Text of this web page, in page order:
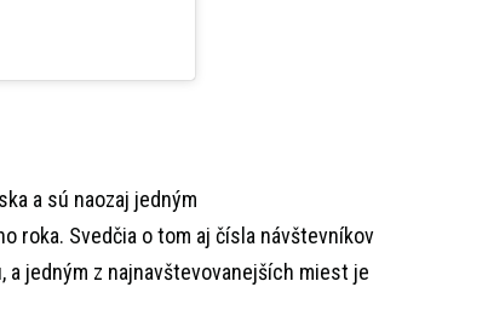
a sú naozaj jedným
roka. Svedčia o tom aj čísla návštevníkov
jedným z najnavštevovanejších miest je